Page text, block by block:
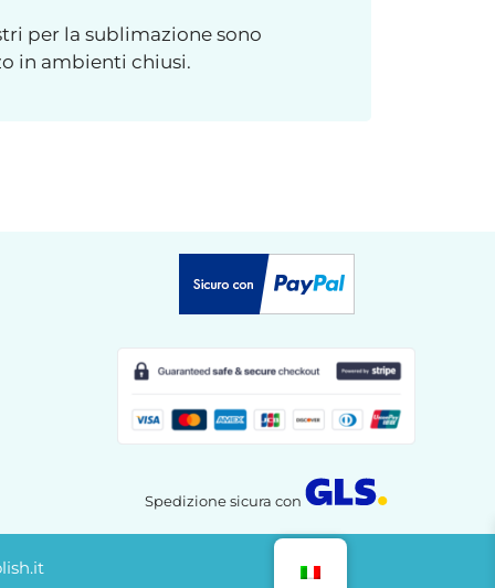
per la sublimazione sono
in ambienti chiusi.
Spedizione sicura con